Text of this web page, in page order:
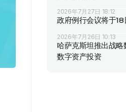
2026年7月27日 18:12
政府例行会议将于
2026年7月26日 10:13
哈萨克斯坦推出战
数字资产投资